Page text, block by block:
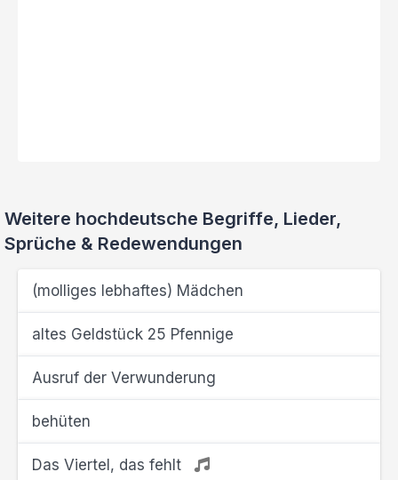
Weitere hochdeutsche Begriffe, Lieder,
Sprüche & Redewendungen
(molliges lebhaftes) Mädchen
altes Geldstück 25 Pfennige
Ausruf der Verwunderung
behüten
Das Viertel, das fehlt